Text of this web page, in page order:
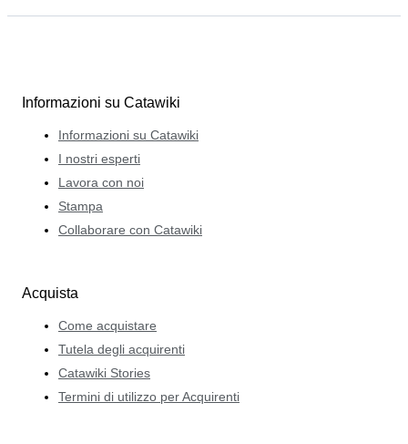
Informazioni su Catawiki
Informazioni su Catawiki
I nostri esperti
Lavora con noi
Stampa
Collaborare con Catawiki
Acquista
Come acquistare
Tutela degli acquirenti
Catawiki Stories
Termini di utilizzo per Acquirenti